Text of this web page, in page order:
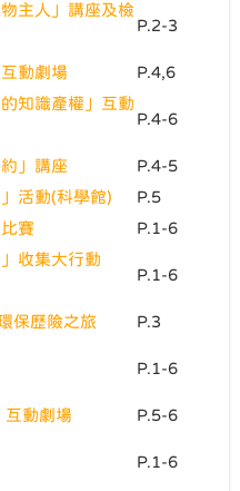
物主人」講座及檢
P.2-3
動劇場 P.4,6
的知識產權」互動
P.4-6
」講座
P.4-5
活動(科學館)
P.5
賽
P.1-6
收集大行動
P.1-6
保歷險之旅
P.3
P.1-6
互動劇場
P.5-6
P.1-6